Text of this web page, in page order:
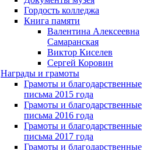
Гордость колледжа
Книга памяти
Валентина Алексеевна
Самаранская
Виктор Киселев
Сергей Коровин
Награды и грамоты
Грамоты и благодарственные
письма 2015 года
Грамоты и благодарственные
письма 2016 года
Грамоты и благодарственные
письма 2017 года
Грамоты и благодарственные